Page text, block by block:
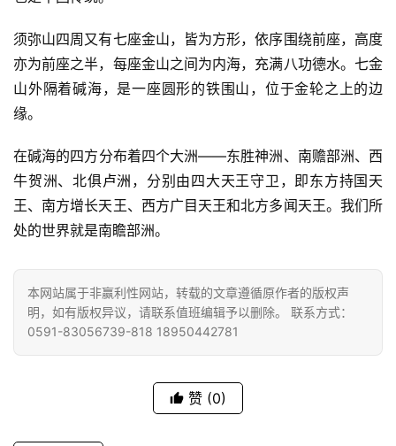
心
乐
菩
提
专
题
益
慈
善
佛
注册
须弥山四周又有七座金山，皆为方形，依序围绕前座，高度
亦为前座之半，每座金山之间为内海，充满八功德水。七金
山外隔着碱海，是一座圆形的铁围山，位于金轮之上的边
缘。
在碱海的四方分布着四个大洲——东胜神洲、南赡部洲、西
牛贺洲、北俱卢洲 ，分别由四大天王守卫，即东方持国天
王、南方增长天王、西方广目天王和北方多闻天王。我们所
处的世界就是南瞻部洲。
本网站属于非赢利性网站，转载的文章遵循原作者的版权声
明，如有版权异议，请联系值班编辑予以删除。 联系方式：
0591-83056739-818 18950442781
赞 (0)